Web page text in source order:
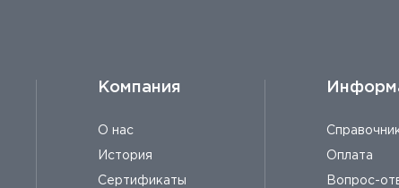
Компания
О нас
История
Сертификаты
Оплата
Вопрос-